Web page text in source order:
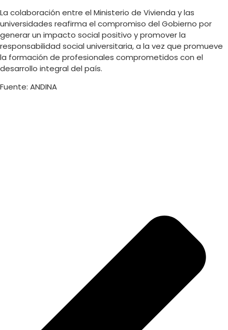
La colaboración entre el Ministerio de Vivienda y las
universidades reafirma el compromiso del Gobierno por
generar un impacto social positivo y promover la
responsabilidad social universitaria, a la vez que promueve
la formación de profesionales comprometidos con el
desarrollo integral del país.
Fuente: ANDINA